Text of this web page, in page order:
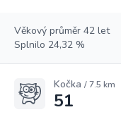
Věkový průměr 42 let
Splnilo 24,32 %
Kočka / 7.5 km
51